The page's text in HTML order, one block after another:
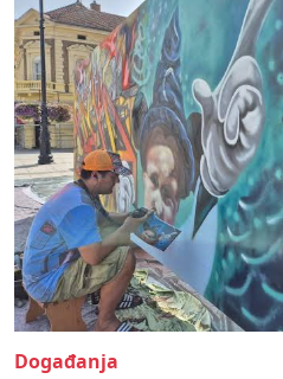
Događanja